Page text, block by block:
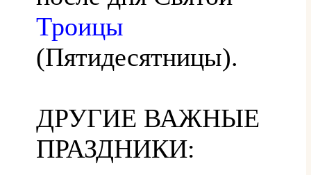
Троицы
(Пятидесятницы).
ДРУГИЕ ВАЖНЫЕ
ПРАЗДНИКИ: